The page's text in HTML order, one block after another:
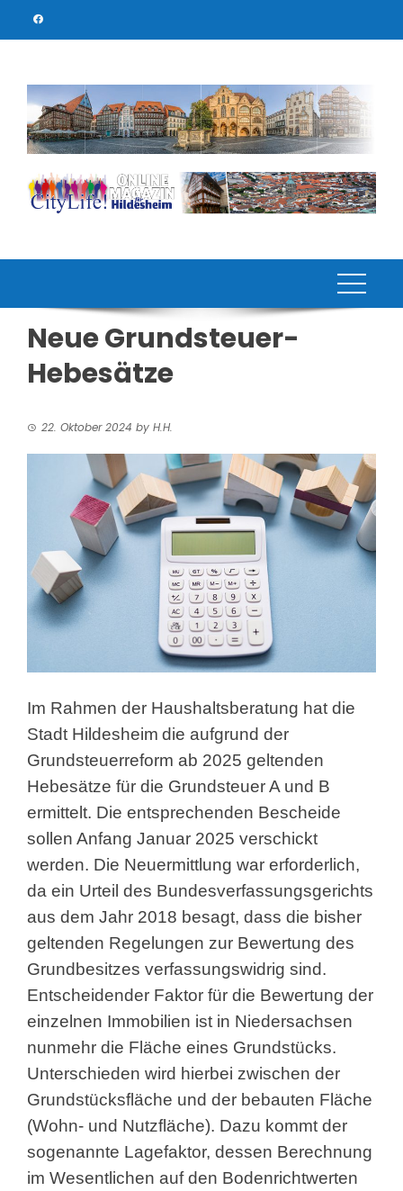
Neue Grundsteuer-
Hebesätze
22. Oktober 2024 by H.H.
Im Rahmen der Haushaltsberatung hat die
Stadt Hildesheim die aufgrund der
Grundsteuerreform ab 2025 geltenden
Hebesätze für die Grundsteuer A und B
ermittelt. Die entsprechenden Bescheide
sollen Anfang Januar 2025 verschickt
werden. Die Neuermittlung war erforderlich,
da ein Urteil des Bundesverfassungsgerichts
aus dem Jahr 2018 besagt, dass die bisher
geltenden Regelungen zur Bewertung des
Grundbesitzes verfassungswidrig sind.
Entscheidender Faktor für die Bewertung der
einzelnen Immobilien ist in Niedersachsen
nunmehr die Fläche eines Grundstücks.
Unterschieden wird hierbei zwischen der
Grundstücksfläche und der bebauten Fläche
(Wohn- und Nutzfläche). Dazu kommt der
sogenannte Lagefaktor, dessen Berechnung
im Wesentlichen auf den Bodenrichtwerten